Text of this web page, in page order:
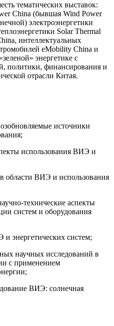
тематических выставок:
China (бывшая Wind Power
электроэнергетики
Solar Thermal
интеллектуальных
eMobility China и
энергетике с
политики, финансирования и
отрасли Китая.
источники
использования ВИЭ и
области ВИЭ и использования
технические аспекты
систем и оборудования
энергетических систем;
научных исследований в
с применением
ВИЭ: солнечная